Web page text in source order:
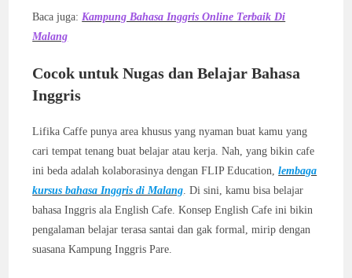
Baca juga:Kampung Bahasa Inggris Online Terbaik Di
Malang
Cocok untuk Nugas dan Belajar Bahasa
Inggris
Lifika Caffe punya area khusus yang nyaman buat kamu yang
cari tempat tenang buat belajar atau kerja. Nah, yang bikin cafe
ini beda adalah kolaborasinya dengan FLIP Education,lembaga
kursus bahasa Inggris di Malang. Di sini, kamu bisa belajar
bahasa Inggris ala English Cafe. Konsep English Cafe ini bikin
pengalaman belajar terasa santai dan gak formal, mirip dengan
suasana Kampung Inggris Pare.